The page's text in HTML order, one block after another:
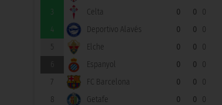
3
Celta 0 0
0
4
Deportivo Alavés 0 0
0
5
Elche 0 0
0
Espanyol 0 0
0
7
FC Barcelona 0 0
0
8
Getafe 0 0
0